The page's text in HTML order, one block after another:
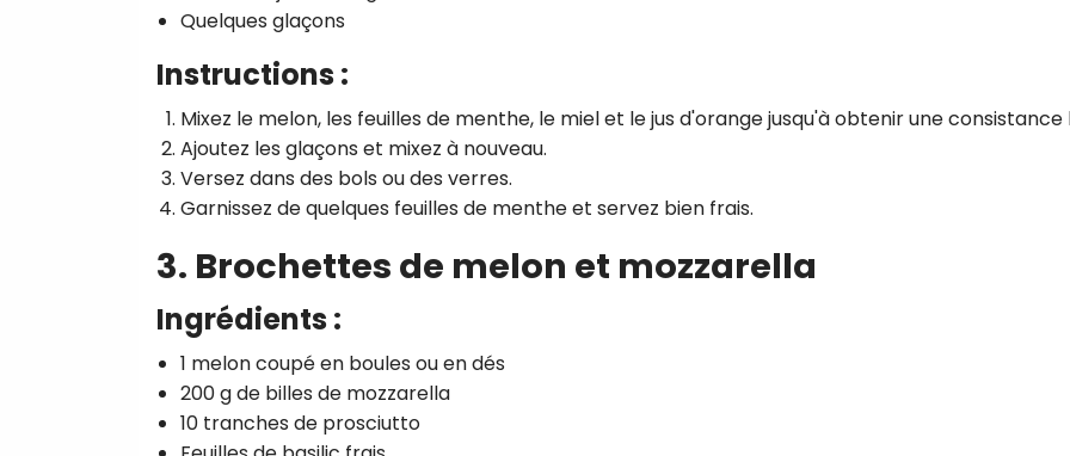
Quelques glaçons
Instructions :
Mixez le melon, les feuilles de menthe, le miel et le jus d'orange jusqu'à obtenir une consistance
Ajoutez les glaçons et mixez à nouveau.
Versez dans des bols ou des verres.
Garnissez de quelques feuilles de menthe et servez bien frais.
3. Brochettes de melon et mozzarella
Ingrédients :
1 melon coupé en boules ou en dés
200 g de billes de mozzarella
10 tranches de prosciutto